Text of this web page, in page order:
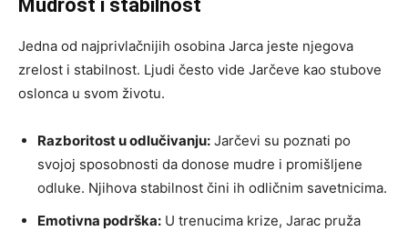
Mudrost i stabilnost
Jedna od najprivlačnijih osobina Jarca jeste njegova
zrelost i stabilnost. Ljudi često vide Jarčeve kao stubove
oslonca u svom životu.
Razboritost u odlučivanju: Jarčevi su poznati po
svojoj sposobnosti da donose mudre i promišljene
odluke. Njihova stabilnost čini ih odličnim savetnicima.
Emotivna podrška: U trenucima krize, Jarac pruža